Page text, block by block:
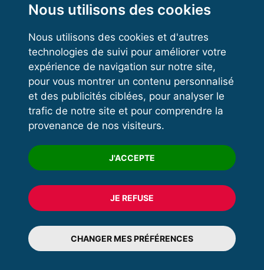
Nous utilisons des cookies
Nous utilisons des cookies et d'autres
technologies de suivi pour améliorer votre
expérience de navigation sur notre site,
pour vous montrer un contenu personnalisé
et des publicités ciblées, pour analyser le
trafic de notre site et pour comprendre la
provenance de nos visiteurs.
J'ACCEPTE
JE REFUSE
CHANGER MES PRÉFÉRENCES
Kettlebell
VOS ESPACES
Espace dirigeant
Espace licencié
Trouver un club
Formation
© 2020 FFFORCE Tous droits réservés
Mentions légales
Plan du site